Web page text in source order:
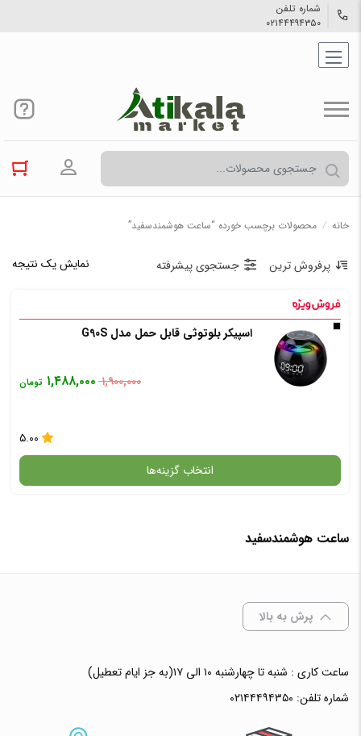
شماره تلفن
۰۲۱۴۴۴۹۴۳۵۰
ورود به
خانه / محصولات برچسب خورده “ساعت هوشمندسفید”
نمایش یک نتیجه پرفروش ترین جستجوی پیشرفته
اسپیکر بلوتوثی قابل حمل مدل G90S
۱,۹۰۰,۰۰۰ ۱,۴۸۸,۰۰۰ تومان
۵.۰۰
انتخاب گزینه‌ها
گارانتی
ساعت هوشمندسفید
پرش به بالا
ساعت کاری : شنبه تا چهارشنبه ۱۰ الی ۱۷(به جز ایام تعطیل)
شماره تلفن: ۰۲۱۴۴۴۹۴۳۵۰